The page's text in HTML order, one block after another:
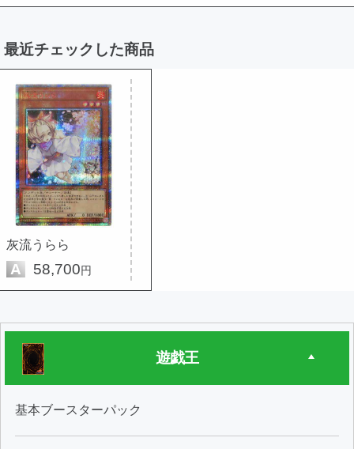
最近チェックした商品
灰流うらら
A 58,700円
遊戯王
基本ブースターパック